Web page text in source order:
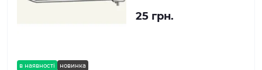
в наявності новинка
25 грн.